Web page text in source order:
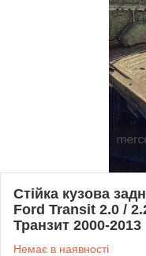
Стійка кузова
Ford Transit 2.0 /
Транзит 2000-2013
Немає в наявності